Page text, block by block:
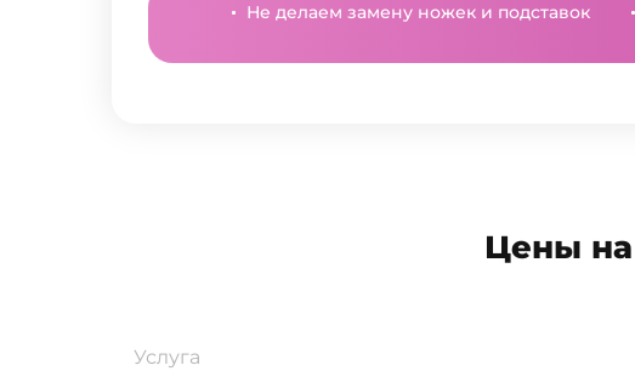
Не делаем замену ножек и подставок
Цены на
Услуга